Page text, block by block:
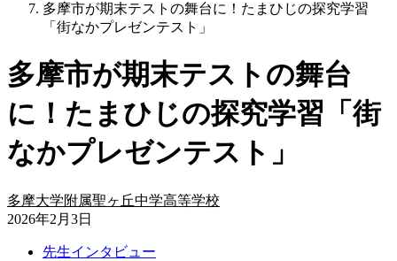
多摩市が期末テストの舞台に！たまひじの探究学習
「街なかプレゼンテスト」
多摩市が期末テストの舞台
に！たまひじの探究学習「街
なかプレゼンテスト」
多摩大学附属聖ヶ丘中学高等学校
2026年2月3日
先生インタビュー